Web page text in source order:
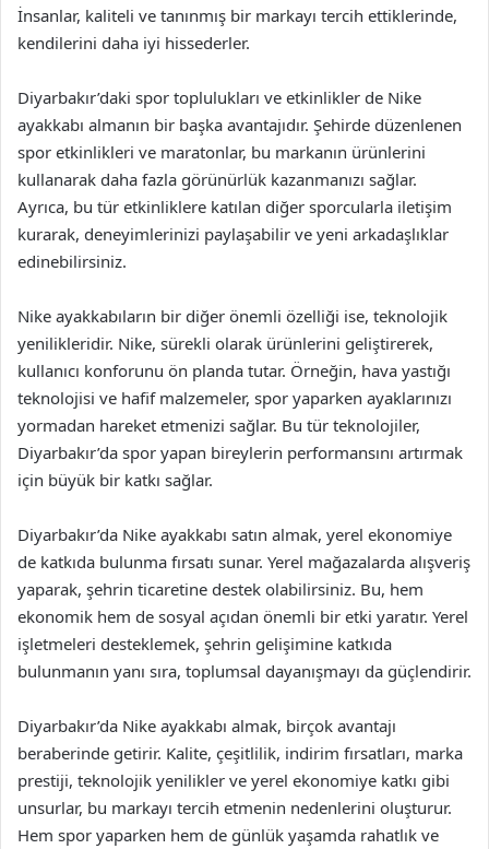
İnsanlar, kaliteli ve tanınmış bir markayı tercih ettiklerinde,
kendilerini daha iyi hissederler.
Diyarbakır’daki spor toplulukları ve etkinlikler de Nike
ayakkabı almanın bir başka avantajıdır. Şehirde düzenlenen
spor etkinlikleri ve maratonlar, bu markanın ürünlerini
kullanarak daha fazla görünürlük kazanmanızı sağlar.
Ayrıca, bu tür etkinliklere katılan diğer sporcularla iletişim
kurarak, deneyimlerinizi paylaşabilir ve yeni arkadaşlıklar
edinebilirsiniz.
Nike ayakkabıların bir diğer önemli özelliği ise, teknolojik
yenilikleridir. Nike, sürekli olarak ürünlerini geliştirerek,
kullanıcı konforunu ön planda tutar. Örneğin, hava yastığı
teknolojisi ve hafif malzemeler, spor yaparken ayaklarınızı
yormadan hareket etmenizi sağlar. Bu tür teknolojiler,
Diyarbakır’da spor yapan bireylerin performansını artırmak
için büyük bir katkı sağlar.
Diyarbakır’da Nike ayakkabı satın almak, yerel ekonomiye
de katkıda bulunma fırsatı sunar. Yerel mağazalarda alışveriş
yaparak, şehrin ticaretine destek olabilirsiniz. Bu, hem
ekonomik hem de sosyal açıdan önemli bir etki yaratır. Yerel
işletmeleri desteklemek, şehrin gelişimine katkıda
bulunmanın yanı sıra, toplumsal dayanışmayı da güçlendirir.
Diyarbakır’da Nike ayakkabı almak, birçok avantajı
beraberinde getirir. Kalite, çeşitlilik, indirim fırsatları, marka
prestiji, teknolojik yenilikler ve yerel ekonomiye katkı gibi
unsurlar, bu markayı tercih etmenin nedenlerini oluşturur.
Hem spor yaparken hem de günlük yaşamda rahatlık ve